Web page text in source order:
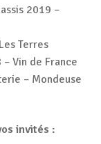
2019 –
Terres
Vin de France
– Mondeuse
invités :